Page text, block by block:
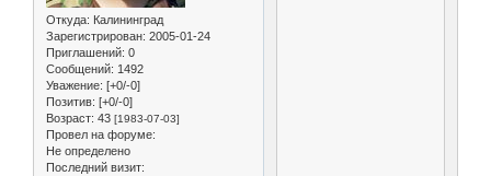
Откуда: Калининград
Зарегистрирован: 2005-01-24
Приглашений: 0
Сообщений: 1492
Уважение: [+0/-0]
Позитив: [+0/-0]
Возраст: 43 [1983-07-03]
Провел на форуме:
Не определено
Последний визит: